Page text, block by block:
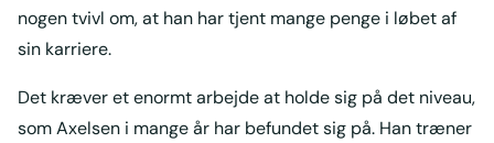
nogen tvivl om, at han har tjent mange penge i løbet af
sin karriere.
Det kræver et enormt arbejde at holde sig på det niveau,
som Axelsen i mange år har befundet sig på. Han træner